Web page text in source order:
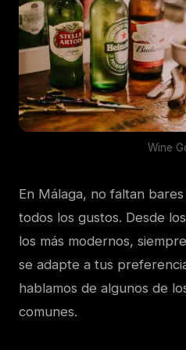
Wine
En Málaga, no faltan
todos los gustos. Desde
los más modernos,
se adapte a tus
hablamos de algunos de
comunes.